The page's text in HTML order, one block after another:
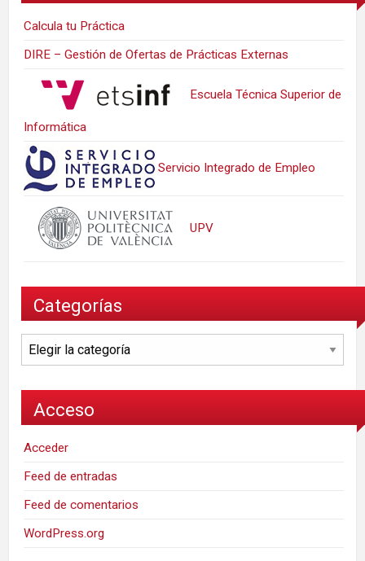
Calcula tu Práctica
DIRE – Gestión de Ofertas de Prácticas Externas
Escuela Técnica Superior de
Informática
Servicio Integrado de Empleo
UPV
Categorías
Categorías
Acceso
Acceder
Feed de entradas
Feed de comentarios
WordPress.org